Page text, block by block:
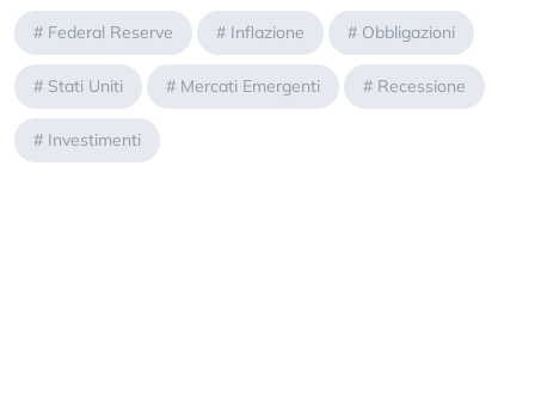
# Federal Reserve # Inflazione # Obbligazioni
# Stati Uniti # Mercati Emergenti # Recessione
# Investimenti